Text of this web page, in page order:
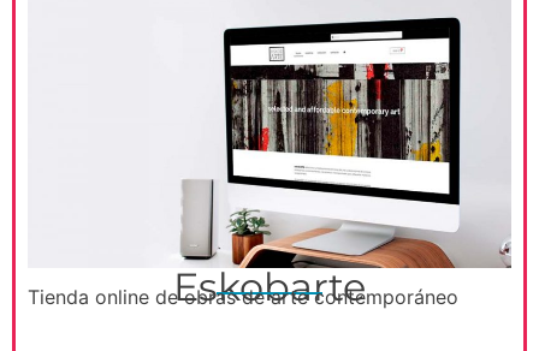
Eskobarte
Tienda online de obras de arte contemporáneo